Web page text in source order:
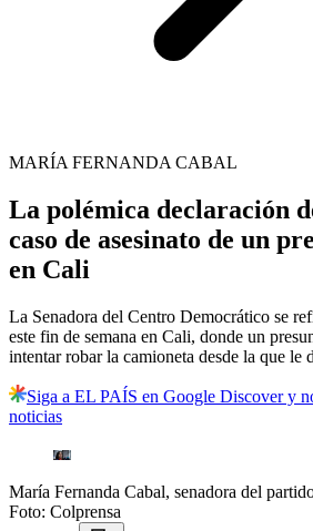
MARÍA FERNANDA CABAL
La polémica declaración
caso de asesinato de un
en Cali
La Senadora del Centro Democrático se
este fin de semana en Cali, donde un
intentar robar la camioneta desde la que le
Siga a EL PAÍS en Google Discover y
noticias
María Fernanda Cabal, senadora del
Foto: Colprensa